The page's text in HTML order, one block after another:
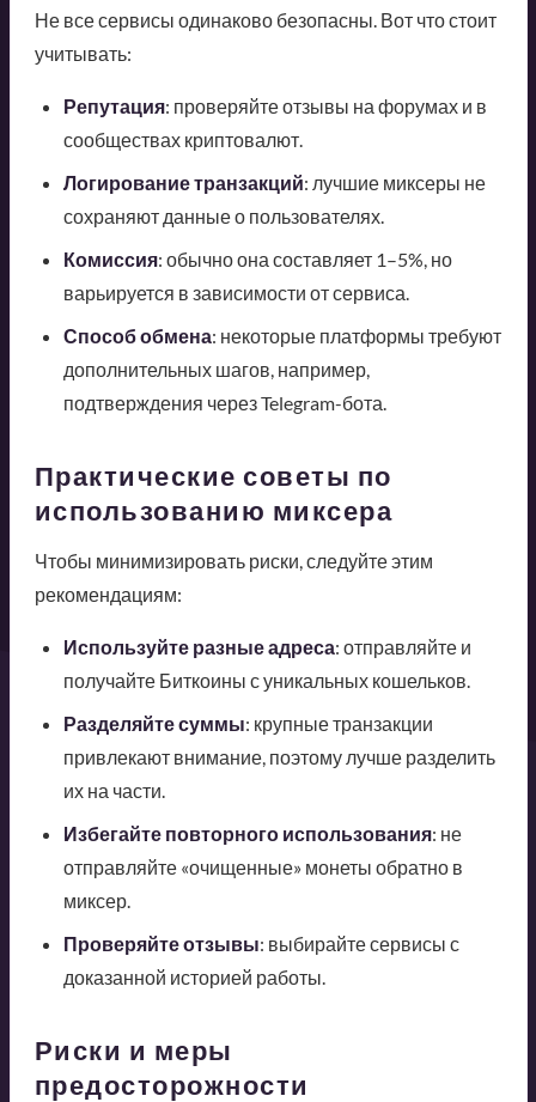
Не все сервисы одинаково безопасны. Вот что стоит
учитывать:
Репутация: проверяйте отзывы на форумах и в
сообществах криптовалют.
Логирование транзакций: лучшие миксеры не
сохраняют данные о пользователях.
Комиссия: обычно она составляет 1–5%, но
варьируется в зависимости от сервиса.
Способ обмена: некоторые платформы требуют
дополнительных шагов, например,
подтверждения через Telegram-бота.
Практические советы по
использованию миксера
Чтобы минимизировать риски, следуйте этим
рекомендациям:
Используйте разные адреса: отправляйте и
получайте Биткоины с уникальных кошельков.
Разделяйте суммы: крупные транзакции
привлекают внимание, поэтому лучше разделить
их на части.
Избегайте повторного использования: не
отправляйте «очищенные» монеты обратно в
миксер.
Проверяйте отзывы: выбирайте сервисы с
доказанной историей работы.
Риски и меры
предосторожности